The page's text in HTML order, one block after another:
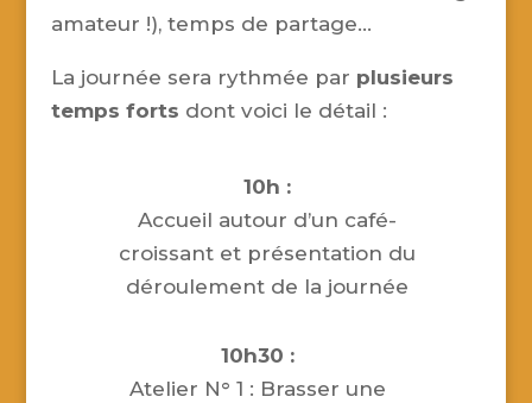
amateur !), temps de partage…
La journée sera rythmée par plusieurs
temps forts dont voici le détail :
10h :
Accueil autour d’un café-
croissant et présentation du
déroulement de la journée
10h30 :
Atelier N° 1 : Brasser une